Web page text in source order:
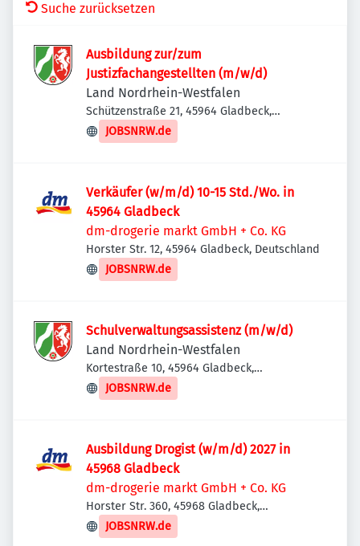
Suche zurücksetzen
Ausbildung zur/zum
Justizfachangestellten (m/w/d)
Land Nordrhein-Westfalen
Schützenstraße 21, 45964 Gladbeck,
Deutschland
JOBSNRW.de
Verkäufer (w/m/d) 10-15 Std./Wo. in
45964 Gladbeck
dm-drogerie markt GmbH + Co. KG
Horster Str. 12, 45964 Gladbeck, Deutschland
JOBSNRW.de
Schulverwaltungsassistenz (m/w/d)
Land Nordrhein-Westfalen
Kortestraße 10, 45964 Gladbeck,
Deutschland
JOBSNRW.de
Ausbildung Drogist (w/m/d) 2027 in
45968 Gladbeck
dm-drogerie markt GmbH + Co. KG
Horster Str. 360, 45968 Gladbeck,
Deutschland
JOBSNRW.de